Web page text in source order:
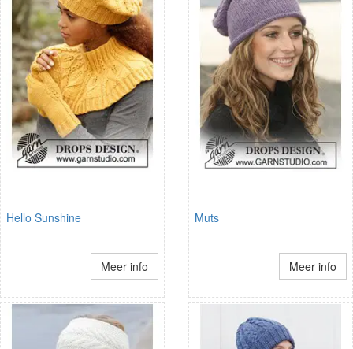
Hello Sunshine
Meer info
Muts
Meer info